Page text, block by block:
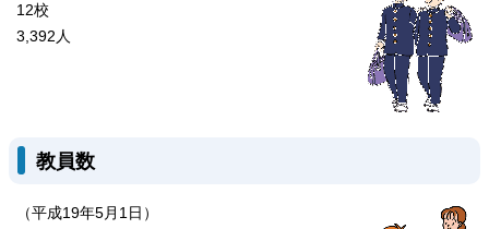
12校
3,392人
教員数
（平成19年5月1日）